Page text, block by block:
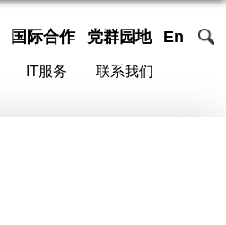
国际合作 党群园地 En
IT服务 联系我们